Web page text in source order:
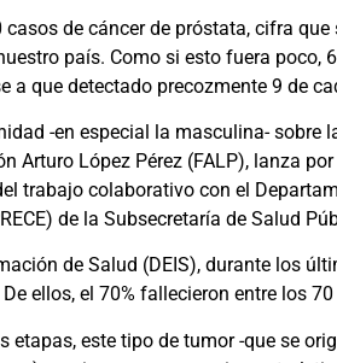
de cáncer de próstata, cifra
país. Como si esto fuera
a que detectado precozmente 9 de
-en especial la masculina-
López Pérez (FALP), lanza
trabajo colaborativo con el
de la Subsecretaría de Salud
de Salud (DEIS), durante los
ellos, el 70% fallecieron entre los
este tipo de tumor -que se